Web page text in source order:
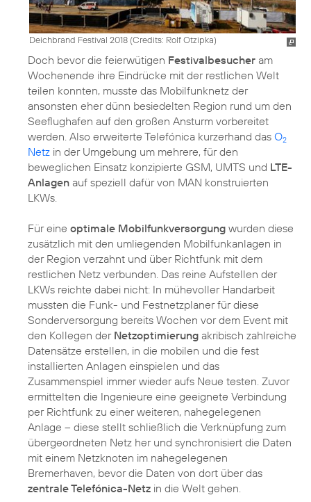
Deichbrand Festival 2018 (Credits: Rolf Otzipka)
Doch bevor die feierwütigen Festivalbesucher am
Wochenende ihre Eindrücke mit der restlichen Welt
teilen konnten, musste das Mobilfunknetz der
ansonsten eher dünn besiedelten Region rund um den
Seeflughafen auf den großen Ansturm vorbereitet
werden. Also erweiterte Telefónica kurzerhand das O2
Netz in der Umgebung um mehrere, für den
beweglichen Einsatz konzipierte GSM, UMTS und LTE-
Anlagen auf speziell dafür von MAN konstruierten
LKWs.
Für eine optimale Mobilfunkversorgung wurden diese
zusätzlich mit den umliegenden Mobilfunkanlagen in
der Region verzahnt und über Richtfunk mit dem
restlichen Netz verbunden. Das reine Aufstellen der
LKWs reichte dabei nicht: In mühevoller Handarbeit
mussten die Funk- und Festnetzplaner für diese
Sonderversorgung bereits Wochen vor dem Event mit
den Kollegen der Netzoptimierung akribisch zahlreiche
Datensätze erstellen, in die mobilen und die fest
installierten Anlagen einspielen und das
Zusammenspiel immer wieder aufs Neue testen. Zuvor
ermittelten die Ingenieure eine geeignete Verbindung
per Richtfunk zu einer weiteren, nahegelegenen
Anlage – diese stellt schließlich die Verknüpfung zum
übergeordneten Netz her und synchronisiert die Daten
mit einem Netzknoten im nahegelegenen
Bremerhaven, bevor die Daten von dort über das
zentrale Telefónica-Netz in die Welt gehen.